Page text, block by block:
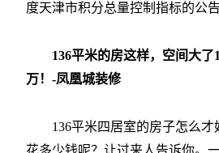
度天津市积分总量控制指标的公告
136平米的房这样，空间大了
万！-凤凰城装修
136平米四居室的房子怎么
花多少钱呢？让过来人告诉你。